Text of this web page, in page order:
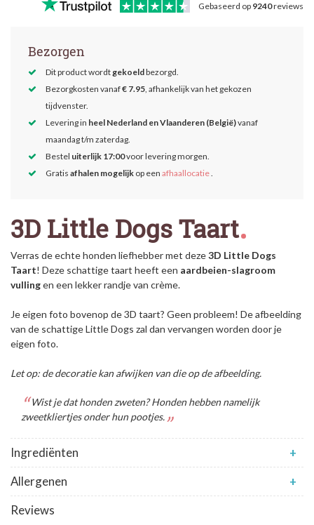
Gebaseerd op 9240reviews
Bezorgen
Dit product wordtgekoeldbezorgd.
Bezorgkosten vanaf€ 7.95, afhankelijk van het gekozen
tijdvenster.
Levering in heel Nederland en Vlaanderen (België)vanaf
maandag t/m zaterdag.
Bestel uiterlijk 17:00voor levering morgen.
Gratis afhalen mogelijk op een afhaallocatie.
3D Little Dogs Taart
Verras de echte honden liefhebber met deze3D Little Dogs
Taart! Deze schattige taart heeft een aardbeien-slagroom
vullingen een lekker randje van crème.
Jeeigen foto bovenop de 3D taart? Geen probleem! De afbeelding
van de schattige Little Dogs zal dan vervangen worden door je
eigen foto.
Let op: de decoratie kan afwijken van die op de afbeelding.
Ingrediënten
+
Allergenen
+
Wist je dat honden zweten? Honden hebben namelijk
zweetkliertjes onder hun pootjes.
Reviews